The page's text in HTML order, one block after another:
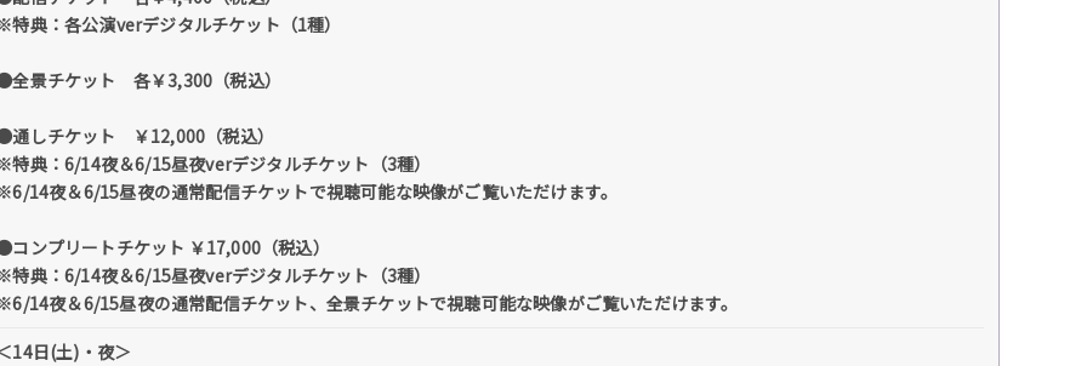
特典：各公演verデジタルチケット（1種）
全景チケット 各￥3,300（税込）
通しチケット ￥12,000（税込）
特典：6/14夜＆6/15昼夜verデジタルチケット（3種）
14夜＆6/15昼夜の通常配信チケットで視聴可能な映像がご覧いただけます。
コンプリートチケット ￥17,000（税込）
特典：6/14夜＆6/15昼夜verデジタルチケット（3種）
14夜＆6/15昼夜の通常配信チケット、全景チケットで視聴可能な映像がご覧いただけます。
14日(土)・夜＞